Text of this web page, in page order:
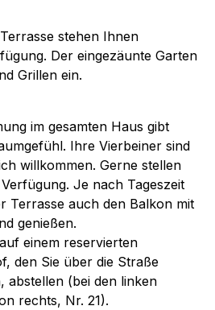
stehen Ihnen
Der eingezäunte Garten
Grillen ein.
im gesamten Haus gibt
Ihre Vierbeiner sind
willkommen. Gerne stellen
Je nach Tageszeit
Terrasse auch den Balkon mit
genießen.
einem reservierten
den Sie über die Straße
abstellen (bei den linken
rechts, Nr. 21).